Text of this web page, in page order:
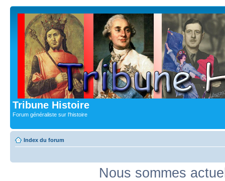
Tribune Histoire
Forum généraliste sur l'histoire
Index du forum
Nous sommes